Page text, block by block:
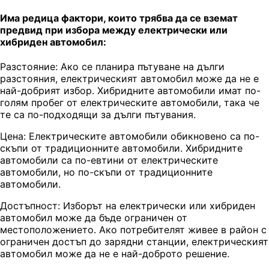
Има редица фактори, които трябва да се вземат
предвид при избора между електрически или
хибриден автомобил:
Разстояние: Ако се планира пътуване на дълги
разстояния, електрическият автомобил може да не е
най-добрият избор. Хибридните автомобили имат по-
голям пробег от електрическите автомобили, така че
те са по-подходящи за дълги пътувания.
Цена: Електрическите автомобили обикновено са по-
скъпи от традиционните автомобили. Хибридните
автомобили са по-евтини от електрическите
автомобили, но по-скъпи от традиционните
автомобили.
Достъпност: Изборът на електрически или хибриден
автомобил може да бъде ограничен от
местоположението. Ако потребителят живее в район с
ограничен достъп до зарядни станции, електрическият
автомобил може да не е най-доброто решение.